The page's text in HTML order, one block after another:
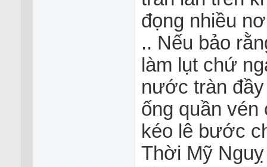
đọng nhiều
.. Nếu bảo
làm lụt chứ
nước tràn
ống quần vén
kéo lê bước
Thời Mỹ